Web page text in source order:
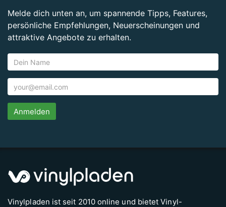
Melde dich unten an, um spannende Tipps, Features,
persönliche Empfehlungen, Neuerscheinungen und
attraktive Angebote zu erhalten.
Anmelden
Vinylpladen ist seit 2010 online und bietet Vinyl-